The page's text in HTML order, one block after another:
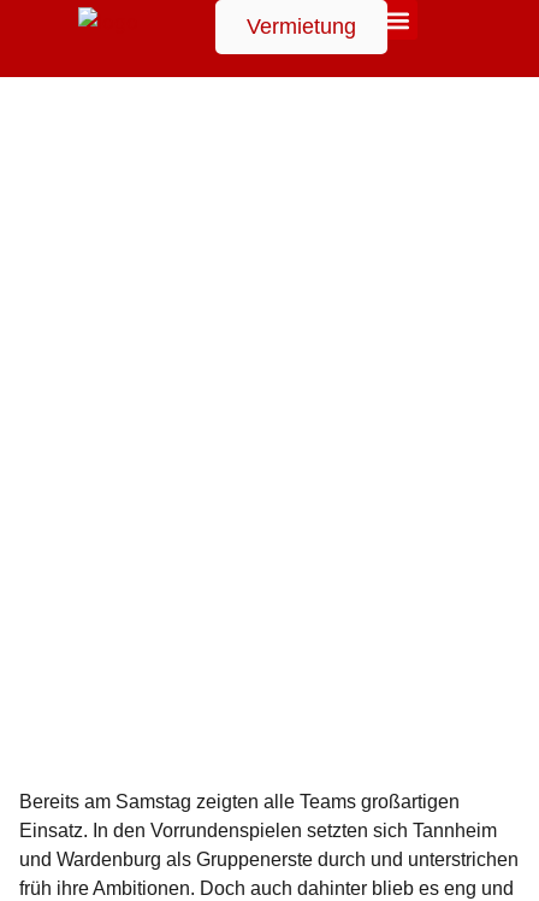
Suchen
Vermietung
Bereits am Samstag zeigten alle Teams großartigen
Einsatz. In den Vorrundenspielen setzten sich Tannheim
und Wardenburg als Gruppenerste durch und unterstrichen
früh ihre Ambitionen. Doch auch dahinter blieb es eng und